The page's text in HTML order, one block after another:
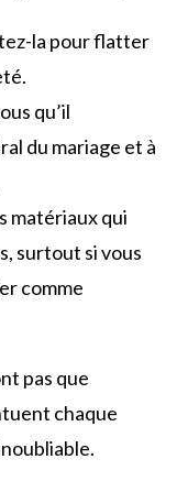
la pour flatter
qu’il
du mariage et à
matériaux qui
surtout si vous
comme
pas que
chaque